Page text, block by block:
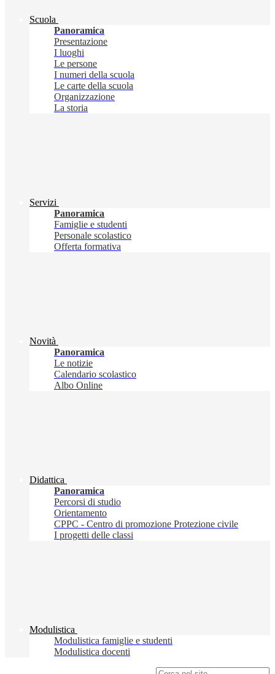
Scuola
Panoramica
Presentazione
I luoghi
Le persone
I numeri della scuola
Le carte della scuola
Organizzazione
La storia
Servizi
Panoramica
Famiglie e studenti
Personale scolastico
Offerta formativa
Novità
Panoramica
Le notizie
Calendario scolastico
Albo Online
Didattica
Panoramica
Percorsi di studio
Orientamento
CPPC - Centro di promozione Protezione civile
I progetti delle classi
Modulistica
Modulistica famiglie e studenti
Modulistica docenti